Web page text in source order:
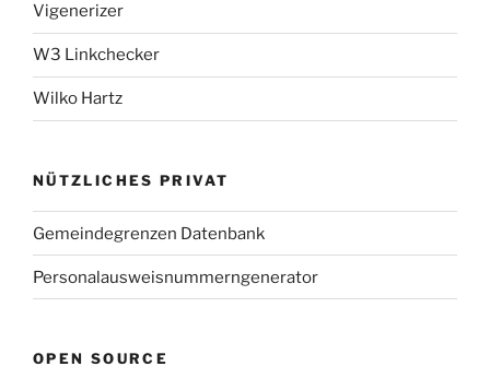
Vigenerizer
W3 Linkchecker
Wilko Hartz
NÜTZLICHES PRIVAT
Gemeindegrenzen Datenbank
Personalausweisnummerngenerator
OPEN SOURCE